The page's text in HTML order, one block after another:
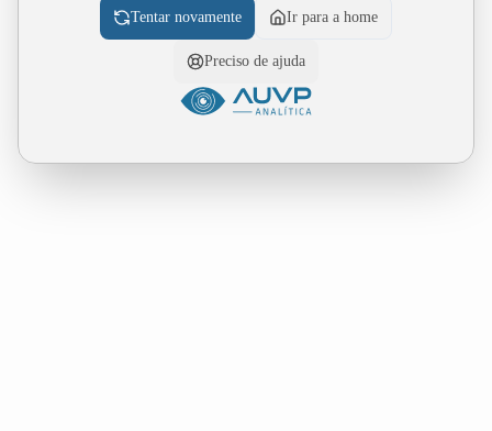
Tentar novamente Ir para a home
Preciso de ajuda